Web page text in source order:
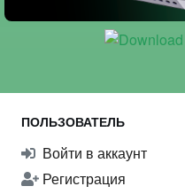
ПОЛЬЗОВАТЕЛЬ
Войти в аккаунт
Регистрация